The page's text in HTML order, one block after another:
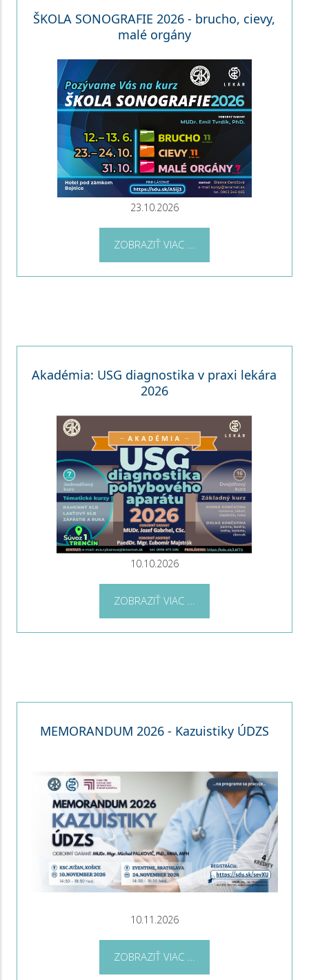
ŠKOLA SONOGRAFIE 2026 - brucho, cievy,
malé orgány
23.10.2026
ZOBRAZIŤ VIAC ...
Akadémia: USG diagnostika v praxi lekára
2026
10.10.2026
ZOBRAZIŤ VIAC ...
MEMORANDUM 2026 - Kazuistiky ÚDZS
10.11.2026
ZOBRAZIŤ VIAC ...